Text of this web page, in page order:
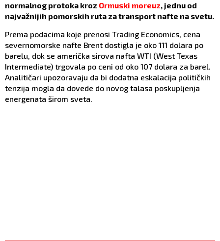
normalnog protoka kroz Ormuski moreuz, jednu od
najvažnijih pomorskih ruta za transport nafte na svetu.
Prema podacima koje prenosi Trading Economics, cena
severnomorske nafte Brent dostigla je oko 111 dolara po
barelu, dok se američka sirova nafta WTI (West Texas
Intermediate) trgovala po ceni od oko 107 dolara za barel.
Analitičari upozoravaju da bi dodatna eskalacija političkih
tenzija mogla da dovede do novog talasa poskupljenja
energenata širom sveta.